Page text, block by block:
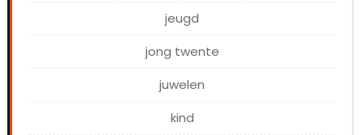
jeugd
jong twente
juwelen
kind